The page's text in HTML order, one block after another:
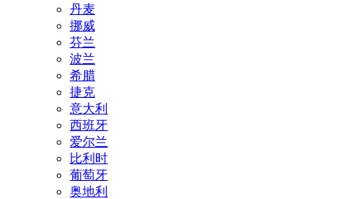
丹麦
挪威
芬兰
波兰
希腊
捷克
意大利
西班牙
爱尔兰
比利时
葡萄牙
奥地利